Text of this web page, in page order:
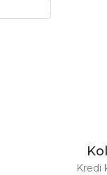
Kredi